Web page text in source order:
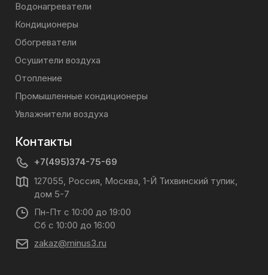
Водонагреватели
Кондиционеры
Обогреватели
Осушители воздуха
Отопление
Промышленные кондиционеры
Увлажнители воздуха
Контакты
+7(495)374-75-69
127055, Россия, Москва, 1-Й Тихвинский тупик,
дом 5-7
Пн-Пт с 10:00 до 19:00
Сб с 10:00 до 16:00
zakaz@minus3.ru